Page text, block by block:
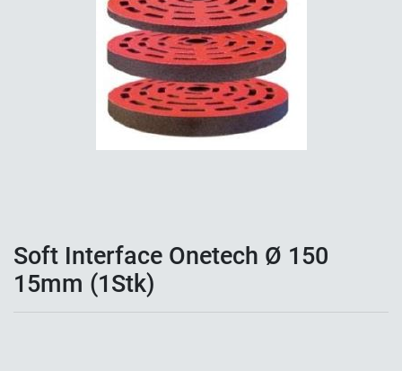
Soft Interface Onetech Ø 150
15mm (1Stk)